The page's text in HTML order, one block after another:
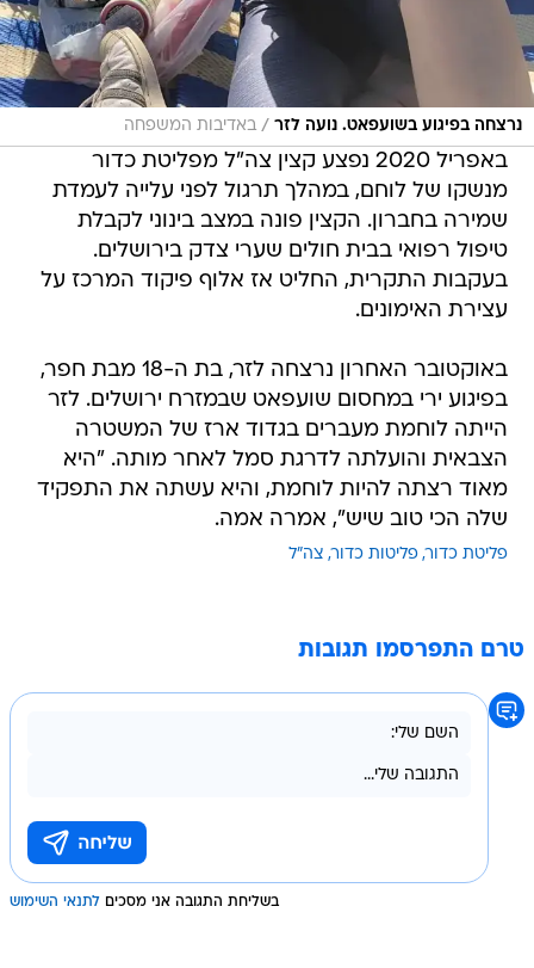
נרצחה בפיגוע בשועפאט. נועה לזר / באדיבות המשפחה
באפריל 2020 נפצע קצין צה"ל מפליטת כדור
מנשקו של לוחם, במהלך תרגול לפני עלייה לעמדת
שמירה בחברון. הקצין פונה במצב בינוני לקבלת
טיפול רפואי בבית חולים שערי צדק בירושלים.
בעקבות התקרית, החליט אז אלוף פיקוד המרכז על
עצירת האימונים.
באוקטובר האחרון נרצחה לזר, בת ה-18 מבת חפר,
בפיגוע ירי במחסום שועפאט שבמזרח ירושלים. לזר
הייתה לוחמת מעברים בגדוד ארז של המשטרה
הצבאית והועלתה לדרגת סמל לאחר מותה. "היא
מאוד רצתה להיות לוחמת, והיא עשתה את התפקיד
שלה הכי טוב שיש", אמרה אמה.
פליטת כדור פליטות כדור צה"ל
טרם התפרסמו תגובות
בשליחת התגובה אני מסכים לתנאי השימוש